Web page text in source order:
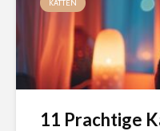
KATTEN
11 Prachtige